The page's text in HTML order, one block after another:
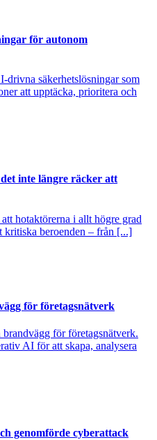
för autonom
drivna säkerhetslösningar som
att upptäcka, prioritera och
inte längre räcker att
hotaktörerna i allt högre grad
kritiska beroenden – från [...]
för företagsnätverk
för företagsnätverk.
AI för att skapa, analysera
genomförde cyberattack